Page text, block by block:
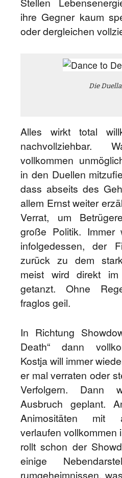
ihre Gegner kaum
oder dergleichen
Die
Alles wirkt total
nachvollziehbar.
vollkommen
in den Duellen
dass abseits des
allem Ernst weiter
Verrat, um
große Politik. Immer
infolgedessen, der
zurück zu dem
meist wird direkt
getanzt. Ohne
fraglos geil.
In Richtung
Death“ dann
Kostja will immer
er mal verraten oder
Verfolgern. Dann
Ausbruch geplant.
Animositäten mit
verlaufen vollkommen
rollt schon der
einige
rumgeheimnissen,